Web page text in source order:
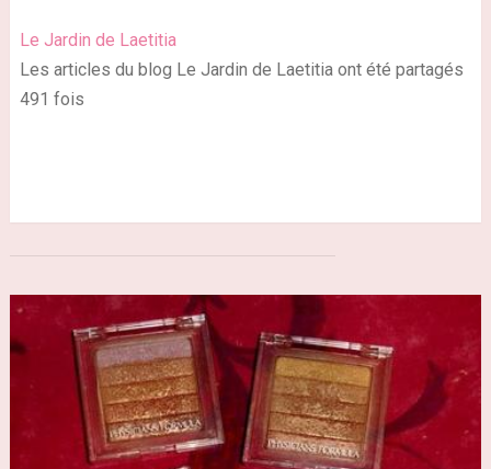
Le Jardin de Laetitia
Les articles du blog Le Jardin de Laetitia ont été partagés
491 fois